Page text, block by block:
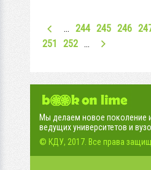
… 244 245 246
251
252 …
Мы делаем новое поколение
ведущих университетов и
© КДУ, 2017. Все права